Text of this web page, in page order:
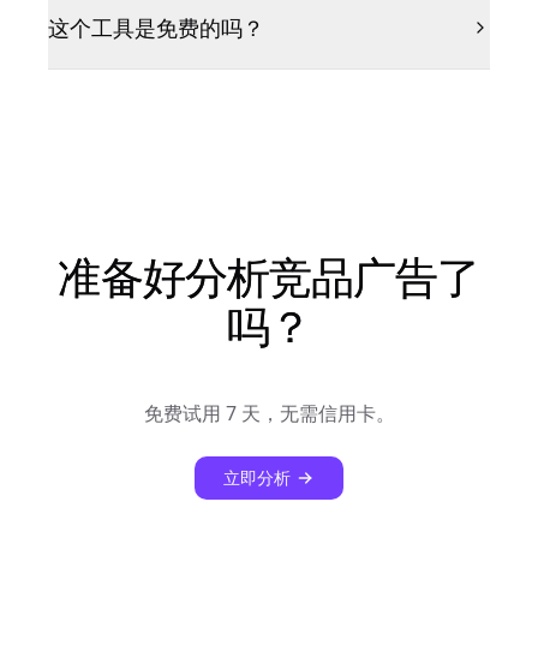
这个工具是免费的吗？
准备好分析竞品广告了
吗？
免费试用 7 天，无需信用卡。
立即分析